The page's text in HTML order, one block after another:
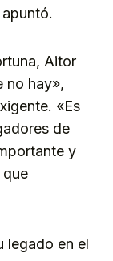
Aitor
no hay»,
«Es
de
y
que
legado en el